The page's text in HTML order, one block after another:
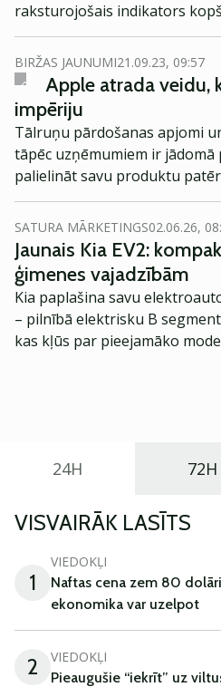
raksturojošais indikators
augstienēm ir saplacis vismaz
ka šogad ASV Standard &
savu maksimumu sasniedza
ASV akciju pamata virziens ir
BIRŽAS JAUNUMI21.09.23, 09:57
Apple atrada veidu,
impēriju
Tālruņu pārdošanas apjomi
tāpēc uzņēmumiem ir jādomā
palielināt savu produktu
veidu, kā paplašināt savu
SATURA MĀRKETINGS02.06.26,
Jaunais Kia EV2:
ģimenes vajadzībām
Kia paplašina savu
– pilnībā elektrisku B
kas kļūs par pieejamāko
24H 72H
VISVAIRĀK LASĪTS
1
VIEDOKĻI
Naftas cena zem 80
ekonomika var uzelpot
2 VIEDOKĻI
Pieaugušie “iekrīt” uz